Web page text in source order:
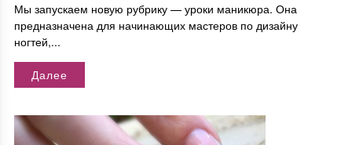
Мы запускаем новую рубрику — уроки маникюра. Она
предназначена для начинающих мастеров по дизайну
ногтей,...
Далее